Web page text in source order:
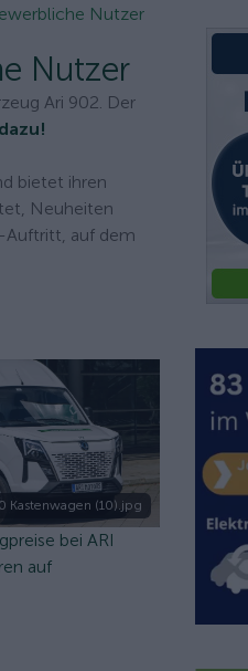
Nutzer
Nutzer
Ari 902. Der
bietet ihren
Neuheiten
Auftritt, auf dem
Kastenwagen (10).jpg
bei ARI
auf